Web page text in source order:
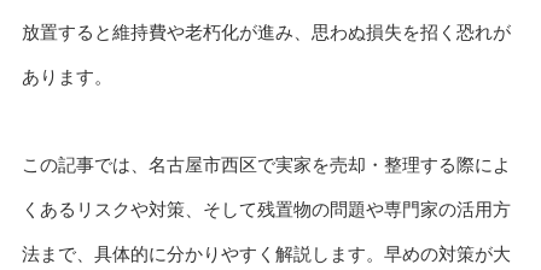
放置すると維持費や老朽化が進み、思わぬ損失を招く恐れが
あります。
この記事では、名古屋市西区で実家を売却・整理する際によ
くあるリスクや対策、そして残置物の問題や専門家の活用方
法まで、具体的に分かりやすく解説します。早めの対策が大